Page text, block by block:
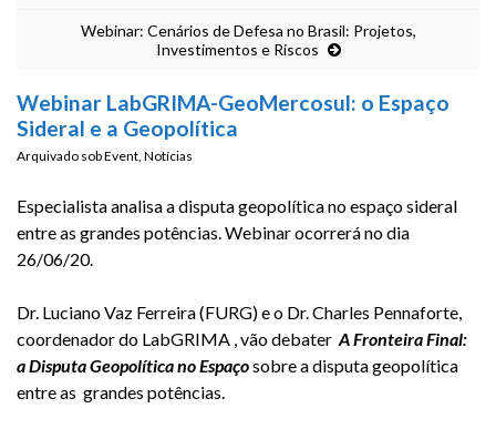
Webinar: Cenários de Defesa no Brasil: Projetos,
Investimentos e Riscos
Webinar LabGRIMA-GeoMercosul: o Espaço
Sideral e a Geopolítica
Arquivado sobEvent, Notícias
Especialista analisa a disputa geopolítica no espaço sideral
entre as grandes potências. Webinar ocorrerá no dia
26/06/20.
Dr. Luciano Vaz Ferreira (FURG) e o Dr. Charles Pennaforte,
coordenador do LabGRIMA , vão debater A Fronteira Final:
a Disputa Geopolítica no Espaçosobre a disputa geopolítica
entre as grandes potências.